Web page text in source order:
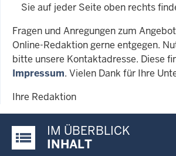
Sie auf jeder Seite oben rechts
Fragen und Anregungen zum
Online-Redaktion gerne entgegen.
bitte unsere Kontaktadresse. Diese
Impressum. Vielen Dank für Ihre
Ihre Redaktion
Justiz-Portal im Überblick:
IM ÜBERBLICK
INHALT